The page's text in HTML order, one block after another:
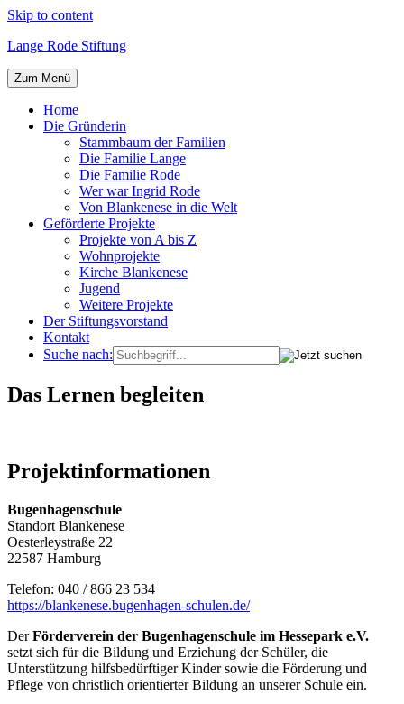
Skip to content
Lange Rode Stiftung
Zum Menü
Home
Die Gründerin
Stammbaum der Familien
Die Familie Lange
Die Familie Rode
Wer war Ingrid Rode
Von Blankenese in die Welt
Geförderte Projekte
Projekte von A bis Z
Wohnprojekte
Kirche Blankenese
Jugend
Weitere Projekte
Der Stiftungsvorstand
Kontakt
Suche nach:
Das Lernen begleiten
Projektinformationen
Bugenhagenschule
Standort Blankenese
Oesterleystraße 22
22587 Hamburg
Telefon: 040 / 866 23 534
https://blankenese.bugenhagen-schulen.de/
DerFörderverein der Bugenhagenschule im Hessepark e.V.
setzt sich für die Bildung und Erziehung der Schüler, die
Unterstützung hilfsbedürftiger Kinder sowie die Förderung und
Pflege von christlich orientierter Bildung an unserer Schule ein.